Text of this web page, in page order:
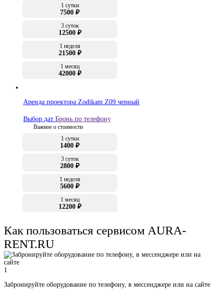
1 сутки
7500 ₽
3 суток
12500 ₽
1 неделя
21500 ₽
1 месяц
42000 ₽
Аренда проектора Zodikam Z09 черный
Выбор дат Бронь по телефону
Важное о стоимости
1 сутки
1400 ₽
3 суток
2800 ₽
1 неделя
5600 ₽
1 месяц
12200 ₽
Как пользоваться сервисом AURA-
RENT.RU
1
Забронируйте оборудование по телефону, в мессенджере или на сайте